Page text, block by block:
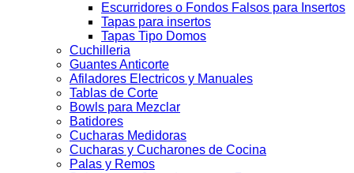
Escurridores o Fondos Falsos para Insertos
Tapas para insertos
Tapas Tipo Domos
Cuchilleria
Guantes Anticorte
Afiladores Electricos y Manuales
Tablas de Corte
Bowls para Mezclar
Batidores
Cucharas Medidoras
Cucharas y Cucharones de Cocina
Palas y Remos